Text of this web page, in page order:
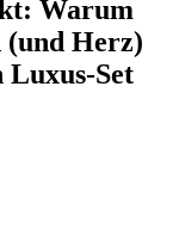
Warum
(und Herz)
Luxus-Set